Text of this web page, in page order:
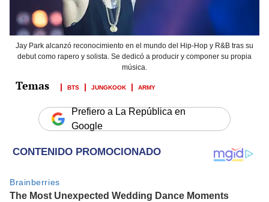
Jay Park alcanzó reconocimiento en el mundo del Hip-Hop y R&B tras su
debut como rapero y solista. Se dedicó a producir y componer su propia
música.
BTS JUNGKOOK ARMY
Prefiero a La República en
Google